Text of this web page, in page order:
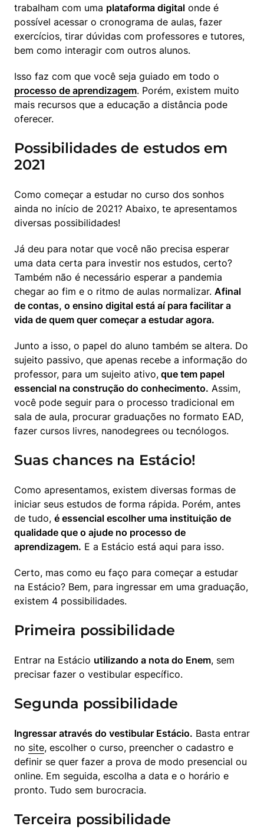
trabalham com uma plataforma digital onde é
possível acessar o cronograma de aulas, fazer
exercícios, tirar dúvidas com professores e tutores,
bem como interagir com outros alunos.
processo de aprendizagem. Porém, existem muito
mais recursos que a educação a distância pode
oferecer.
Possibilidades de estudos em
2021
Como começar a estudar no curso dos sonhos
ainda no início de 2021? Abaixo, te apresentamos
diversas possibilidades!
Já deu para notar que você não precisa esperar
uma data certa para investir nos estudos, certo?
Também não é necessário esperar a pandemia
chegar ao fim e o ritmo de aulas normalizar. Afinal
de contas, o ensino digital está aí para facilitar a
vida de quem quer começar a estudar agora.
Junto a isso, o papel do aluno também se altera. Do
sujeito passivo, que apenas recebe a informação do
professor, para um sujeito ativo, que tem papel
essencial na construção do conhecimento. Assim,
você pode seguir para o processo tradicional em
sala de aula, procurar graduações no formato EAD,
fazer cursos livres, nanodegrees ou tecnólogos.
Suas chances na Estácio!
Como apresentamos, existem diversas formas de
iniciar seus estudos de forma rápida. Porém, antes
de tudo, é essencial escolher uma instituição de
qualidade que o ajude no processo de
aprendizagem. E a Estácio está aqui para isso.
Certo, mas como eu faço para começar a estudar
na Estácio? Bem, para ingressar em uma graduação,
existem 4 possibilidades.
Primeira possibilidade
Entrar na Estácio utilizando a nota do Enem, sem
precisar fazer o vestibular específico.
Segunda possibilidade
Ingressar através do vestibular Estácio. Basta entrar
no site, escolher o curso, preencher o cadastro e
definir se quer fazer a prova de modo presencial ou
online. Em seguida, escolha a data e o horário e
pronto. Tudo sem burocracia.
Terceira possibilidade